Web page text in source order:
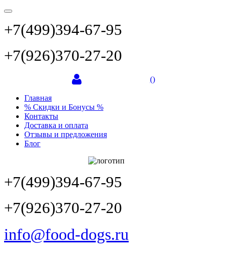
+7(499)394-67-95
+7(926)370-27-20
()
Главная
% Скидки и Бонусы %
Контакты
Доставка и оплата
Отзывы и предложения
Блог
+7(499)394-67-95
+7(926)370-27-20
info@food-dogs.ru